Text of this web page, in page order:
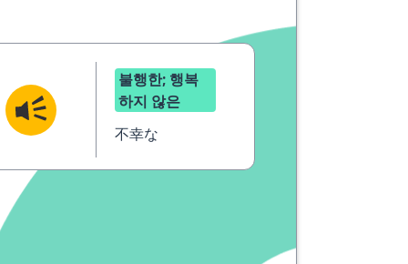
불행한; 행복
하지 않은
不幸な